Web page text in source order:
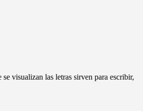
visualizan las letras sirven para escribir,